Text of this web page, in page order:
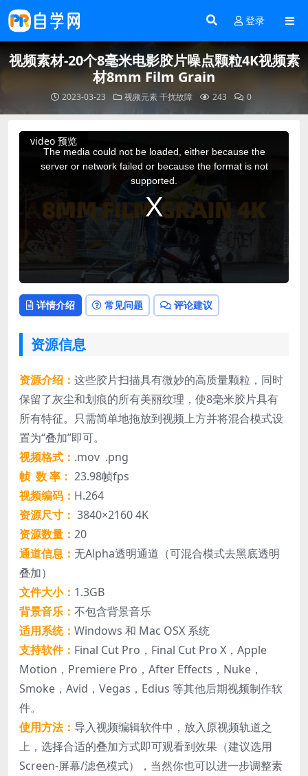
登录
视频素材-20个8毫米电影胶片噪点颗粒4K视频素
材8mm Film Grain
2023-03-23 视频元素干扰故障 243 0
video 预览
This
The media could not be loaded, either because the
server or network failed or because the format is not
supported.
详情介绍 常见问题 评论建议
资源信息
资源介绍： 这些胶片扫描具有微妙的高质量颗粒，同时
保留了灰尘和划痕的所有美丽纹理，使8毫米胶片具有
所有特征。只需简单地拖放到视频上方并将混合模式设
置为“叠加”即可。
视频格式： .mov .png
帧 数 率： 23.98帧fps
视频编码： H.264
资源尺寸： 3840×2160 4K
资源数量： 20
通道信息： 无Alpha透明通道（可混合模式去黑底透明
叠加）
文件大小： 1.3GB
背景音乐： 不包含背景音乐
适用系统： Windows 和 Mac OSX 系统
支持软件： Final Cut Pro，Final Cut Pro X，Apple
Motion，Premiere Pro，After Effects，Nuke，
Smoke，Avid，Vegas，Edius 等其他后期视频制作软
件。
使用方法： 导入视频编辑软件中，放入原视频轨道之
上，选择合适的叠加方式即可观看到效果（建议选用
Screen-屏幕/滤色模式），当然你也可以进一步调整素